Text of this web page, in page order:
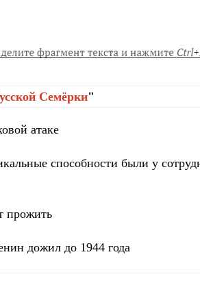
Cемёрки"
атаке
способности были у
прожить
дожил до 1944 года